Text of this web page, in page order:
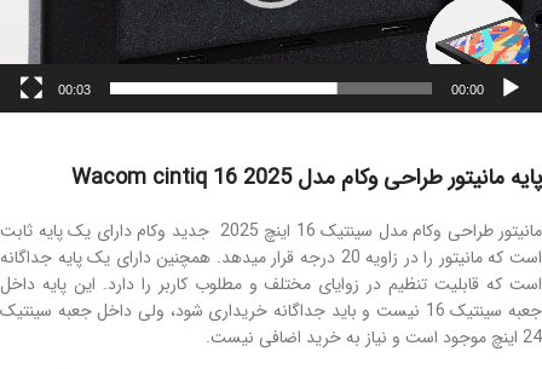
00:00
00:03
پایه مانیتور طراحی وکام مدل Wacom cintiq 16 2025
مانیتور طراحی وکام مدل سینتیک 16 اینچ 2025 جدید وکام دارای یک پایه ثابت
است که مانیتور را در زاویه 20 درجه قرار میدهد. همچنین دارای یک پایه جداگانه
است که قابلیت تنظیم در زوایای مختلف و مطلوب کاربر را دارد. این پایه داخل
جعبه سینتیک 16 نیست و باید جداگانه خریداری شود، ولی داخل جعبه سینتیک
24 اینچ موجود است و نیاز به خرید اضافی نیست.